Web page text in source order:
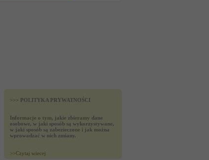
>>> POLITYKA PRYWATNOŚCI
Informacje o tym, jakie zbieramy dane
osobowe, w jaki sposób są wykorzystywane,
w jaki sposób są zabezieczone i jak można
wprowadzać w nich zmiany.
>>Czytaj wiecej